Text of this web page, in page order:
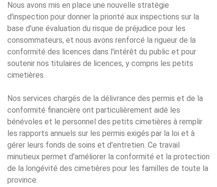
Nous avons mis en place une nouvelle stratégie
d'inspection pour donner la priorité aux inspections sur la
base d'une évaluation du risque de préjudice pour les
consommateurs, et nous avons renforcé la rigueur de la
conformité des licences dans l'intérêt du public et pour
soutenir nos titulaires de licences, y compris les petits
cimetières.
Nos services chargés de la délivrance des permis et de la
conformité financière ont particulièrement aidé les
bénévoles et le personnel des petits cimetières à remplir
les rapports annuels sur les permis exigés par la loi et à
gérer leurs fonds de soins et d'entretien. Ce travail
minutieux permet d'améliorer la conformité et la protection
de la longévité des cimetières pour les familles de toute la
province.